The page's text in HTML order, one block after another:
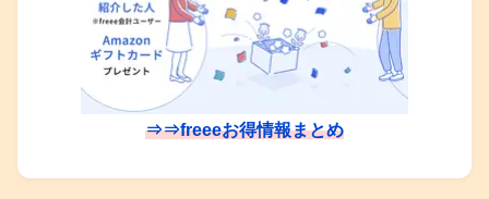
⇒⇒freeeお得情報まとめ